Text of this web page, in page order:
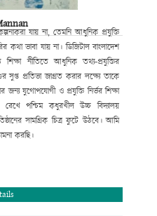
করা যায় না, তেমনি আধুনিক প্রযুক্তি
কথা ভাবা যায় না। ডিজিটাল বাংলাদেশ
নীতিতে আধুনিক তথ্য-প্রযুক্তির
সুপ্ত প্রতিভা জাগ্রত করার লক্ষ্যে তাকে
জন্য যুগোপযোগী ও প্রযুক্তি নির্ভর শিক্ষা
পশ্চিম কধুরখীল উচ্চ বিদ্যালয়
সামগ্রিক চিত্র ফুটে উঠবে। আমি
করছি।